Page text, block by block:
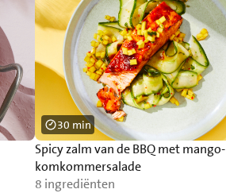
Spicy zalm van de BBQ met mango-
komkommersalade
8 ingrediënten
30 min